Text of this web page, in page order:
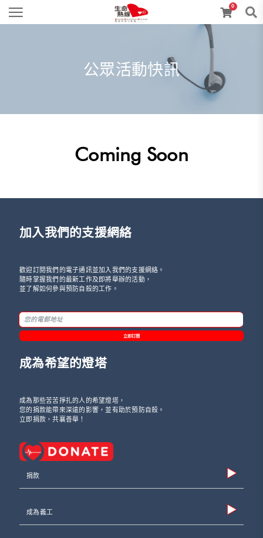
0
公眾活動快訊
Coming Soon
加入我們的支援網絡
歡迎訂閱我們的電子通訊並加入我們的支援網絡。
隨時掌握我們的最新工作及即將舉辦的活動，
並了解如何參與預防自殺的工作。
立即訂閱
成為希望的燈塔
成為那些苦苦掙扎的人的希望燈塔，
您的捐款能帶來深遠的影響，並有助於預防自殺。
立即捐款，共襄善舉！
捐款
成為義工